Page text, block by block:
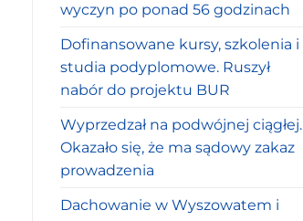
wyczyn po ponad 56 godzinach
Dofinansowane kursy, szkolenia i
studia podyplomowe. Ruszył
nabór do projektu BUR
Wyprzedzał na podwójnej ciągłej.
Okazało się, że ma sądowy zakaz
prowadzenia
Dachowanie w Wyszowatem i